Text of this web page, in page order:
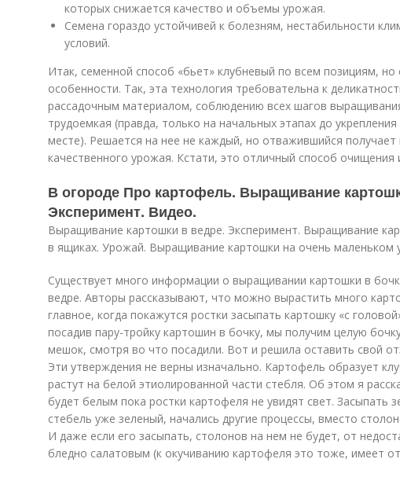
которых снижается качество и объемы урожая.
Семена гораздо устойчивей к болезням, нестабильности
условий.
Итак, семенной способ «бьет» клубневый по всем позициям, но
особенности. Так, эта технология требовательна к
рассадочным материалом, соблюдению всех шагов
трудоемкая (правда, только на начальных этапах до
месте). Решается на нее не каждый, но отважившийся получает
качественного урожая. Кстати, это отличный способ очищения
В огороде Про картофель. Выращивание
Эксперимент. Видео.
Выращивание картошки в ведре. Эксперимент. Выращивание
в ящиках. Урожай. Выращивание картошки на очень маленьком
Существует много информации о выращивании картошки в
ведре. Авторы рассказывают, что можно вырастить много
главное, когда покажутся ростки засыпать картошку «с
посадив пару-тройку картошин в бочку, мы получим целую
мешок, смотря во что посадили. Вот и решила оставить свой
Эти утверждения не верны изначально. Картофель образует
растут на белой этиолированной части стебля. Об этом я
будет белым пока ростки картофеля не увидят свет. Засыпать
стебель уже зеленый, начались другие процессы, вместо
И даже если его засыпать, столонов на нем не будет, от
бледно салатовым (к окучиванию картофеля это тоже, имеет